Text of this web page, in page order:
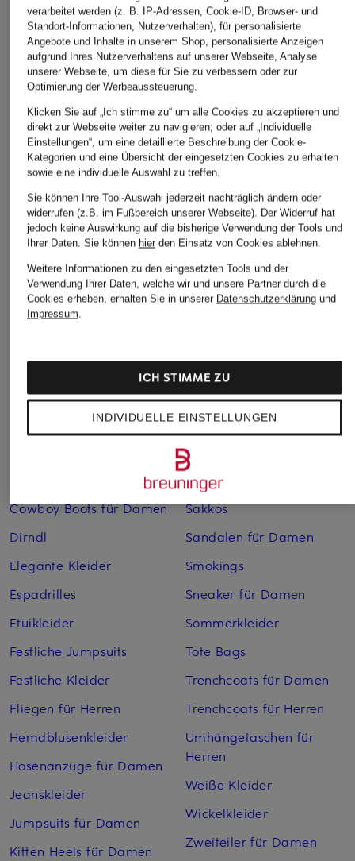
G-Star
Sweatshirt
CHF 119
Barbour
Sweatshirt IVERGILL
CHF 175
Marc O'Polo
Sweatshirt
CHF 159
Weitere Kategorien
Abendkleider
Bademäntel für Herren
Bikinis für Damen
Boleros für Damen
Cowboy Boots für Damen
Dirndl
Elegante Kleider
Espadrilles
Etuikleider
Festliche Jumpsuits
Festliche Kleider
Fliegen für Herren
Hemdblusenkleider
Hosenanzüge für Damen
Jeanskleider
Jumpsuits für Damen
Kitten Heels für Damen
Kleider
Lederjacken für Herren
Leinenhosen für Herren
Leinenkleider
Maxikleider
Regenmäntel für Damen
Sakkos
Sandalen für Damen
Smokings
Sneaker für Damen
Sommerkleider
Tote Bags
Trenchcoats für Damen
Trenchcoats für Herren
Umhängetaschen für
Herren
Weiße Kleider
Wickelkleider
Zweiteiler für Damen
verarbeitet werden (z. B. IP-Adressen, Cookie-ID, Browser- und
Standort-Informationen, Nutzerverhalten), für personalisierte
Angebote und Inhalte in unserem Shop, personalisierte Anzeigen
aufgrund Ihres Nutzerverhaltens auf unserer Webseite, Analyse
unserer Webseite, um diese für Sie zu verbessern oder zur
Optimierung der Werbeaussteuerung.
Klicken Sie auf „Ich stimme zu“ um alle Cookies zu akzeptieren und
direkt zur Webseite weiter zu navigieren; oder auf „Individuelle
Einstellungen“, um eine detaillierte Beschreibung der Cookie-
Kategorien und eine Übersicht der eingesetzten Cookies zu erhalten
sowie eine individuelle Auswahl zu treffen.
Sie können Ihre Tool-Auswahl jederzeit nachträglich ändern oder
widerrufen (z.B. im Fußbereich unserer Webseite). Der Widerruf hat
jedoch keine Auswirkung auf die bisherige Verwendung der Tools und
Ihrer Daten. Sie können hierden Einsatz von Cookies ablehnen.
Weitere Informationen zu den eingesetzten Tools und der
Verwendung Ihrer Daten, welche wir und unsere Partner durch die
Cookies erheben, erhalten Sie in unserer Datenschutzerklärungund
Impressum.
INDIVIDUELLE EINSTELLUNGEN
ICH STIMME ZU